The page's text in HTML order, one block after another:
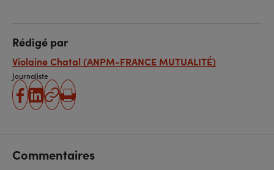
Rédigé par
Violaine Chatal (ANPM-FRANCE MUTUALITÉ)
Journaliste
partager
partager
Copier
Imprimer
Commentaires